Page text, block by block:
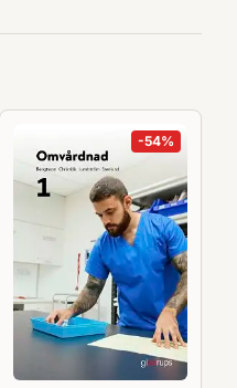
-54%